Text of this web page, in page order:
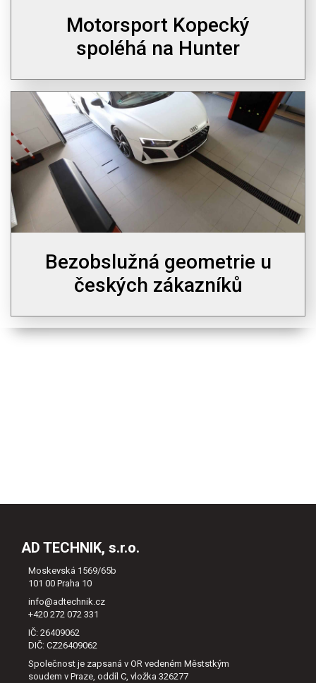
Motorsport Kopecký
spoléhá na Hunter
Bezobslužná geometrie u
českých zákazníků
AD TECHNIK, s.r.o.
Moskevská 1569/65b
101 00 Praha 10
info@adtechnik.cz
+420 272 072 331
IČ: 26409062
DIČ: CZ26409062
Společnost je zapsaná v OR vedeném Měststkým
soudem v Praze, oddíl C, vložka 326277